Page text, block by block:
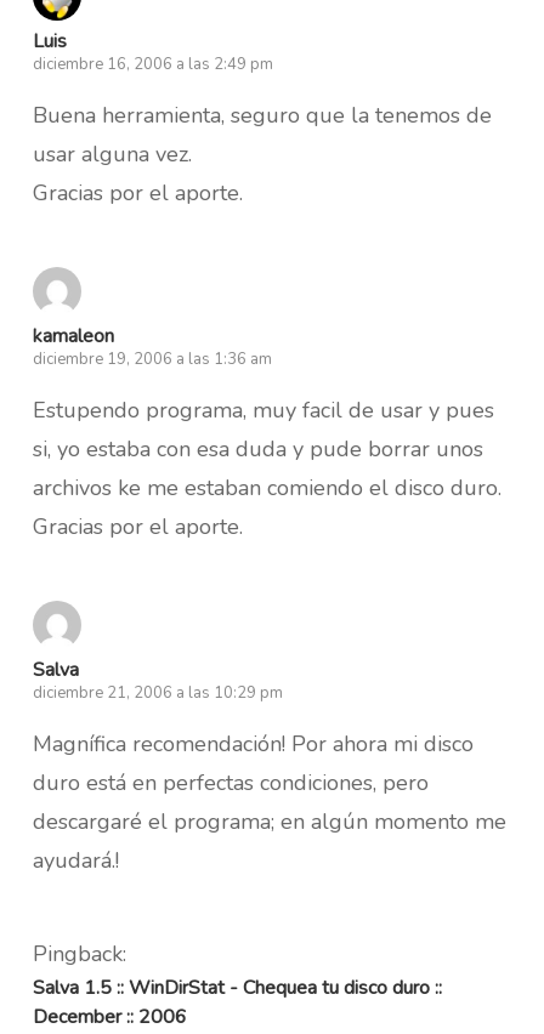
Luis
diciembre 16, 2006 a las 2:49 pm
Buena herramienta, seguro que la tenemos de
usar alguna vez.
Gracias por el aporte.
kamaleon
diciembre 19, 2006 a las 1:36 am
Estupendo programa, muy facil de usar y pues
si, yo estaba con esa duda y pude borrar unos
archivos ke me estaban comiendo el disco duro.
Gracias por el aporte.
Salva
diciembre 21, 2006 a las 10:29 pm
Magnífica recomendación! Por ahora mi disco
duro está en perfectas condiciones, pero
descargaré el programa; en algún momento me
ayudará.!
Pingback:
Salva 1.5 :: WinDirStat - Chequea tu disco duro ::
December :: 2006